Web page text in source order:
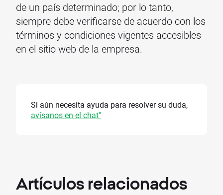
de un país determinado; por lo tanto,
siempre debe verificarse de acuerdo con los
términos y condiciones vigentes accesibles
en el sitio web de la empresa.
Si aún necesita ayuda para resolver su duda,
avísanos en el chat"
Artículos relacionados